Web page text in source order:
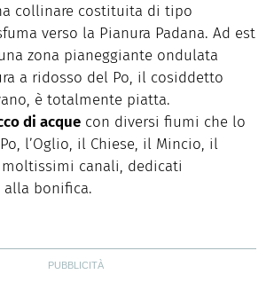
collinare costituita di tipo
verso la Pianura Padana. Ad est
zona pianeggiante ondulata
a ridosso del Po, il cosiddetto
è totalmente piatta.
di acque con diversi fiumi che lo
l’Oglio, il Chiese, il Mincio, il
moltissimi canali, dedicati
alla bonifica.